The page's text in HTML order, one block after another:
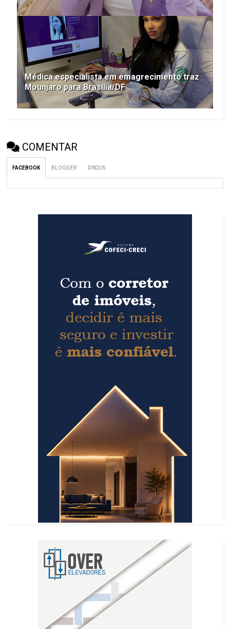
Médica especialista em emagrecimento traz
Mounjaro para Brasília/DF
COMENTAR
FACEBOOK BLOGGER DISQUS